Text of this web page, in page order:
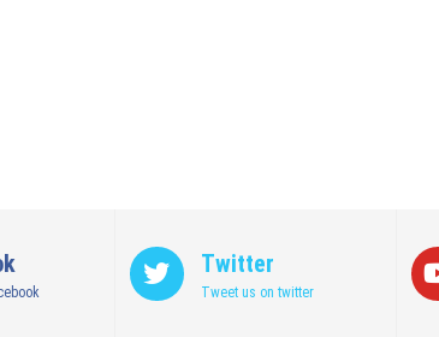
Twitter
Tweet us on twitter